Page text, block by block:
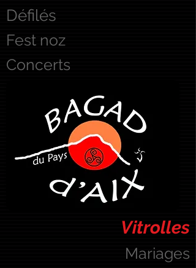
Défilés
Fest noz
Concerts
Vitrolles
Mariages